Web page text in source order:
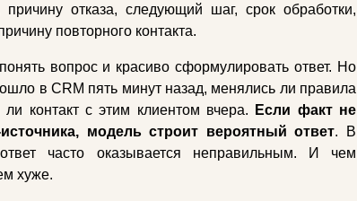
причину отказа, следующий шаг, срок обработки,
повторного контакта.
вопрос и красиво сформулировать ответ. Но
в CRM пять минут назад, менялись ли правила
контакт с этим клиентом вчера.
Если факт не
модель строит вероятный ответ. В
часто оказывается неправильным. И чем
хуже.